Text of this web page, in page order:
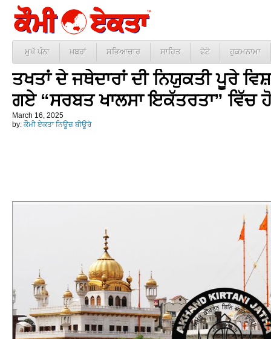
ਮੁਖੱ ਪੰਨਾ ਖ਼ਬਰਾਂ ਸਭਿਆਚਾਰ ਸਾਹਿਤ ਫੋਟੋ ਹੁਕਮਨਾਮਾ
ਤਖਤਾਂ ਦੇ ਜਥੇਦਾਰਾਂ ਦੀ ਨਿਯੁਕਤੀ ਪੂਰੇ
ਗਏ “ਸਰਬਤ ਖਾਲਸਾ ਇਕੱਤਰਤਾ” ਵਿੱਚ
March 16, 2025
by: ਕੌਮੀ ਏਕਤਾ ਨਿਊਜ਼ ਬੀਊਰੋ